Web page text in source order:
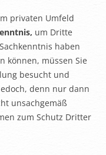
privaten Umfeld
um Dritte
haben
können, müssen Sie
besucht und
denn nur dann
unsachgemäß
zum Schutz Dritter